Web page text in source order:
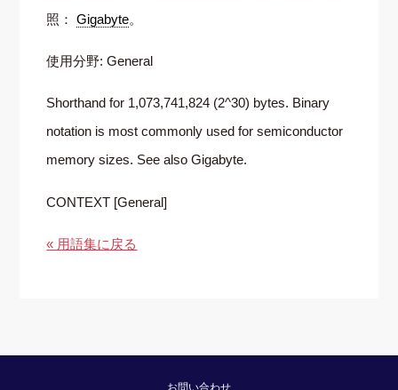
照：Gigabyte。
使用分野: General
Shorthand for 1,073,741,824 (2^30) bytes. Binary
notation is most commonly used for semiconductor
memory sizes. See also Gigabyte.
CONTEXT [General]
« 用語集に戻る
お問い合わせ